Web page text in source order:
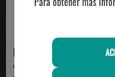
NIKE
camiseta mujer manga corta